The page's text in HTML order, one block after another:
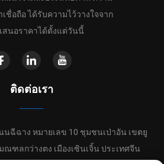
ชื่อถือ ได้รับความไว้วางใจจาก
สนอราคาได้ตั้งแต่วันนี้
ติดต่อเรา
นฉีฉาง หมายเลข 10 ชุมชนเป่าอัน เขตยู
ณฑลกว่างตง เมืองเซินเจิ้น ประเทศจีน